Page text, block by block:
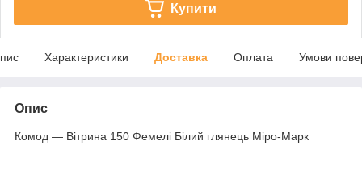
Купити
Характеристики Доставка Оплата Умови
Опис
Комод — Вітрина 150 Фемелі Білий глянець Міро-Марк